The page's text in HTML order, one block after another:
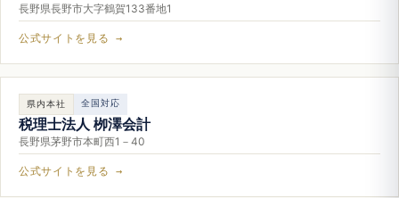
長野県長野市大字鶴賀133番地1
公式サイトを見る →
県内本社 全国対応
税理士法人 栁澤会計
長野県茅野市本町西1－40
公式サイトを見る →